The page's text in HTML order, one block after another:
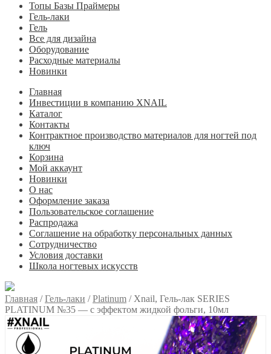
Топы Базы Праймеры
Гель-лаки
Гель
Все для дизайна
Оборудование
Расходные материалы
Новинки
Главная
Инвестиции в компанию XNAIL
Каталог
Контакты
Контрактное производство материалов для ногтей под
ключ
Корзина
Мой аккаунт
Новинки
О нас
Оформление заказа
Пользовательское соглашение
Распродажа
Соглашение на обработку персональных данных
Сотрудничество
Условия доставки
Школа ногтевых искусств
Главная /Гель-лаки /Platinum / Xnail, Гель-лак SERIES
PLATINUM №35 — с эффектом жидкой фольги, 10мл